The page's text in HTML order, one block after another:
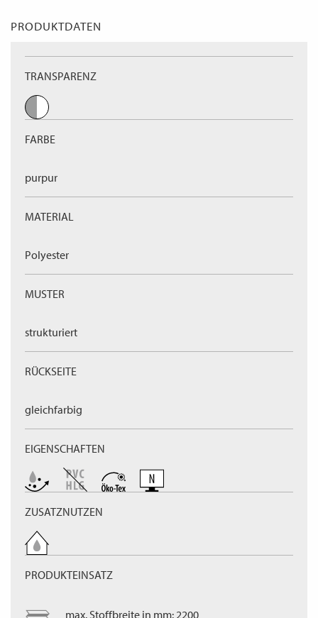
PRODUKTDATEN
TRANSPARENZ
FARBE
purpur
MATERIAL
Polyester
MUSTER
strukturiert
RÜCKSEITE
gleichfarbig
EIGENSCHAFTEN
ZUSATZNUTZEN
PRODUKTEINSATZ
max. Stoffbreite in mm: 2200